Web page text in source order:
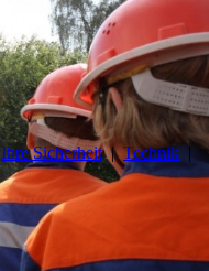
Ihre Sicherheit Technik